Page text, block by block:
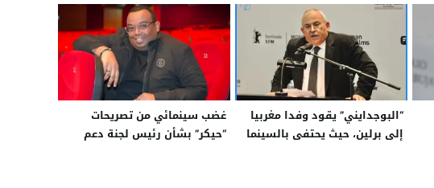
“البوجدايني” يقود وفدا مغربيا
إلى برلين، حيث يحتفى بالسينما
غضب سينمائي من تصريحات
“حيكر” بشأن رئيس لجنة دعم